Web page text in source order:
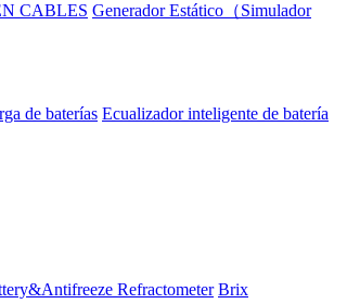
CABLES Generador Estático（Simulador
de baterías Ecualizador inteligente de batería
Refractometer Brix